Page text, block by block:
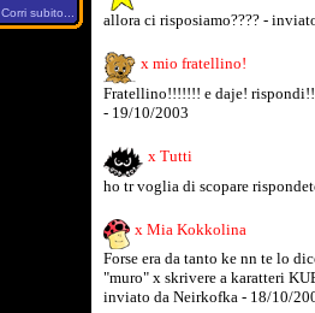
Corri subito...
allora ci risposiamo???? -
x mio fratellino!
Fratellino!!!!!!! e daje!
- 19/10/2003
x Tutti
ho tr voglia di scopare
x Mia Kokkolina
Forse era da tanto ke nn te lo
"muro" x skrivere a karatteri
inviato da Neirkofka - 18/10/